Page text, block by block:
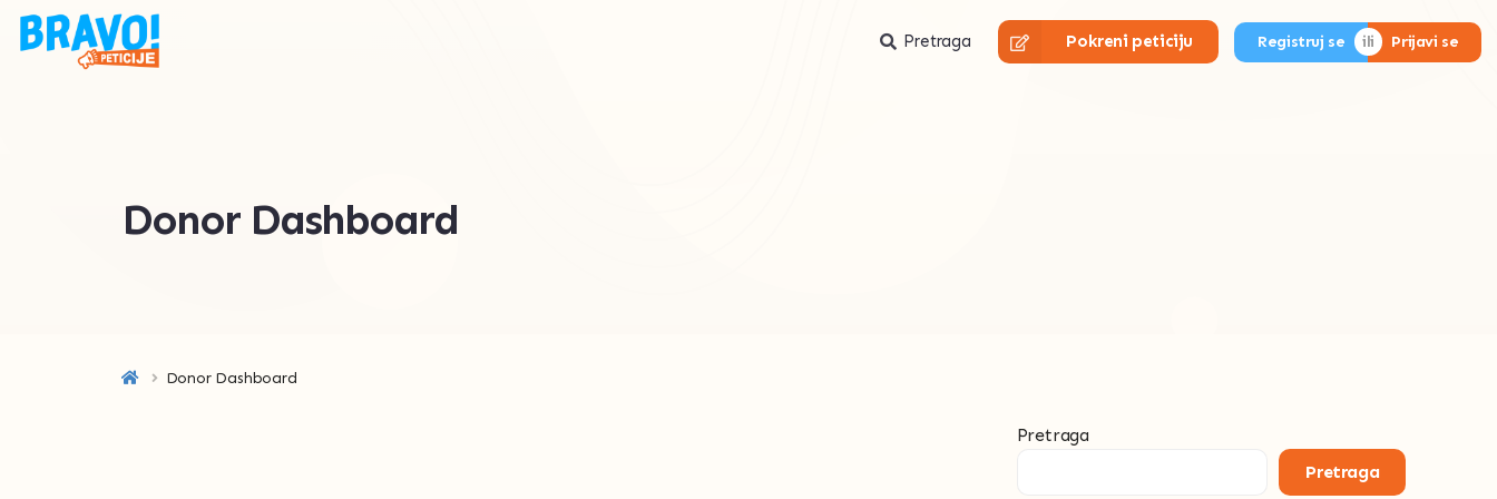
Pretraga Pokreni peticiju Registruj se Prijavi se
Donor Dashboard
Donor Dashboard
Pretraga
Pretraga